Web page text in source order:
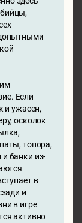
Если
и ужасен,
осколок
топора,
банки из-
в
и
в игре
активно